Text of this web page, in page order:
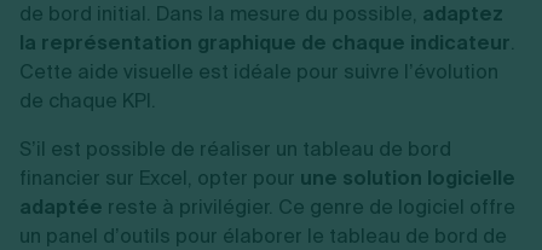
de bord initial. Dans la mesure du possible, adaptez
la représentation graphique de chaque indicateur.
Cette aide visuelle est idéale pour suivre l’évolution
de chaque KPI.
S’il est possible de réaliser un tableau de bord
financier sur Excel, opter pour une solution logicielle
adaptée reste à privilégier. Ce genre de logiciel offre
un panel d’outils pour élaborer le tableau de bord de